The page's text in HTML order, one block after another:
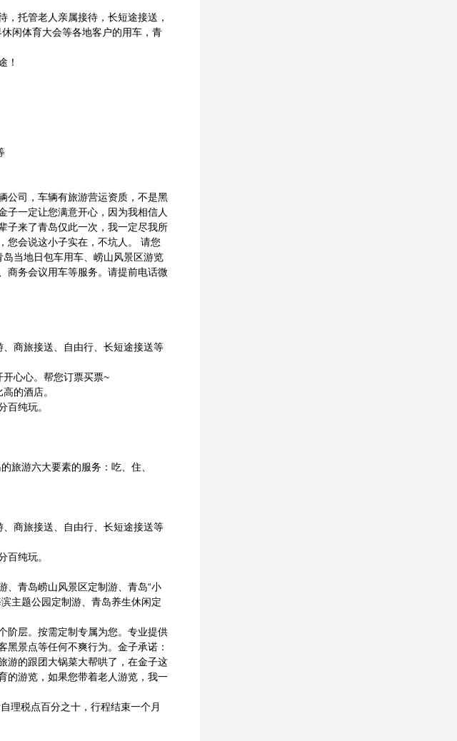
托管老人亲属接待，长短途接送，
闲体育大会等各地客户的用车，青
！
公司，车辆有旅游营运资质，不是黑
子一定让您满意开心，因为我相信人
子来了青岛仅此一次，我一定尽我所
您会说这小子实在，不坑人。 请您
当地日包车用车、崂山风景区游览
商务会议用车等服务。请提前电话微
商旅接送、自由行、长短途接送等
心心。帮您订票买票~
的酒店。
百纯玩。
旅游六大要素的服务：吃、住、
商旅接送、自由行、长短途接送等
百纯玩。
、青岛崂山风景区定制游、青岛“小
主题公园定制游、青岛养生休闲定
阶层。按需定制专属为您。专业提供
景点等任何不爽行为。金子承诺：
游的跟团大锅菜大帮哄了，在金子这
的游览，如果您带着老人游览，我一
理税点百分之十，行程结束一个月